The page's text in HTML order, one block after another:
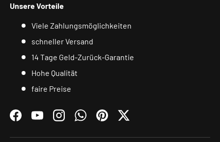
Unsere Vorteile
Viele Zahlungsmöglichkeiten
schneller Versand
14 Tage Geld-Zurück-Garantie
Hohe Qualität
faire Preise
FacebookYouTubeInstagramWhatsAppPinterestTwitter